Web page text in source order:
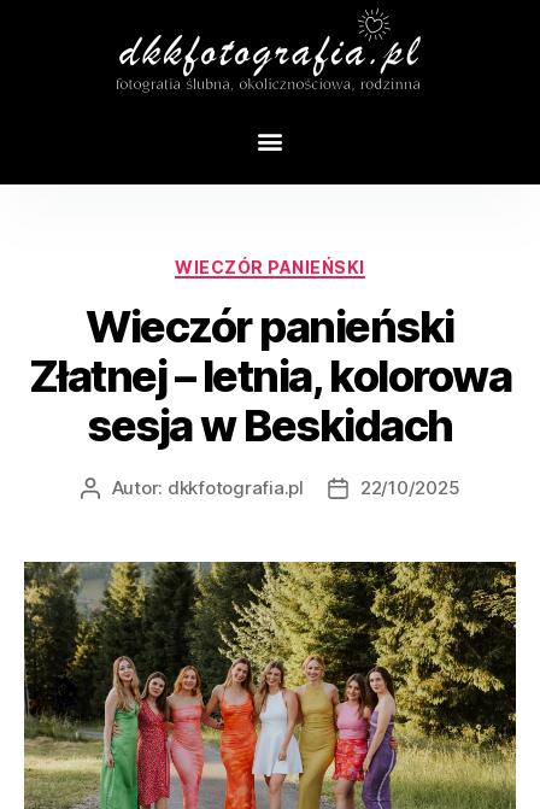
WIECZÓR PANIEŃSKI
Wieczór panieński
Złatnej – letnia, kolorowa
sesja w Beskidach
Autor: dkkfotografia.pl 22/10/2025